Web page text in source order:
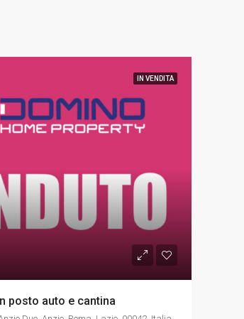
IN VENDITA
posto auto e cantina